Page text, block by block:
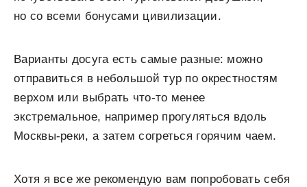
но со всеми бонусами цивилизации.
Варианты досуга есть самые разные: можно
отправиться в небольшой тур по окрестностям
верхом или выбрать что-то менее
экстремальное, например прогуляться вдоль
Москвы-реки, а затем согреться горячим чаем.
Хотя я все же рекомендую вам попробовать себя